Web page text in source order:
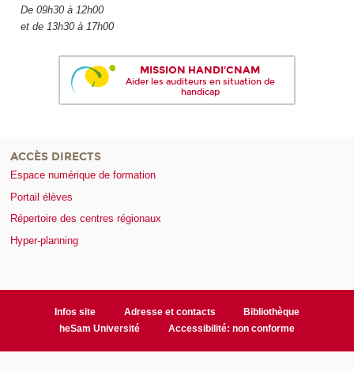
De 09h30 à 12h00
et de 13h30 à 17h00
MISSION HANDI'CNAM
Aider les auditeurs en situation de
handicap
ACCÈS DIRECTS
Espace numérique de formation
Portail élèves
Répertoire des centres régionaux
Hyper-planning
Infos site Adresse et contacts
Bibliothèque
heSam Université
Accessibilité: non conforme